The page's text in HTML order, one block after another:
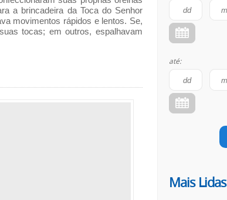
a brincadeira da Toca do Senhor
movimentos rápidos e lentos. Se,
tocas; em outros, espalhavam
até:
Mais Lidas